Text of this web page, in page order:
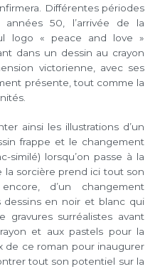
Différentes périodes
50, l’arrivée de la
logo « peace and love »
dans un dessin au crayon
victorienne, avec ses
présente, tout comme la
ainsi les illustrations d’un
frappe et le changement
similé) lorsqu’on passe à la
la sorcière prend ici tout son
d’un changement
dessins en noir et blanc qui
gravures surréalistes avant
et aux pastels pour la
de ce roman pour inaugurer
tout son potentiel sur la